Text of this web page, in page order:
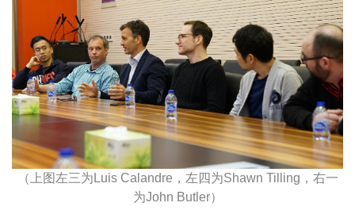
（上图左三为Luis Calandre，左四为Shawn Tilling，右一
为John Butler）